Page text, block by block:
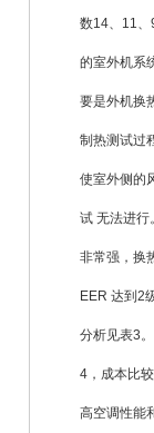
数14、11
的室外机系
要是外机换
制热测试过
使室外侧的
试 无法进
非常强，换
EER 达到
分析见表
4，成本比
高空调性能